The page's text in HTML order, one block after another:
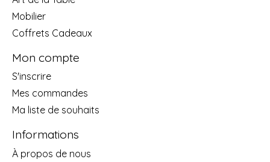
Mobilier
Coffrets Cadeaux
Mon compte
S'inscrire
Mes commandes
Ma liste de souhaits
Informations
À propos de nous